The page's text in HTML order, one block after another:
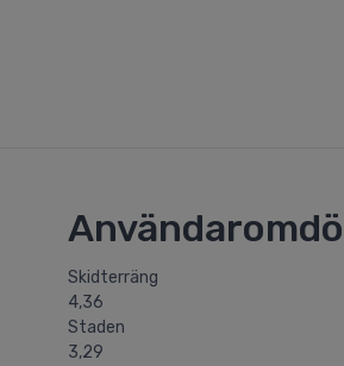
Skidterräng
4,36
Staden
3,29